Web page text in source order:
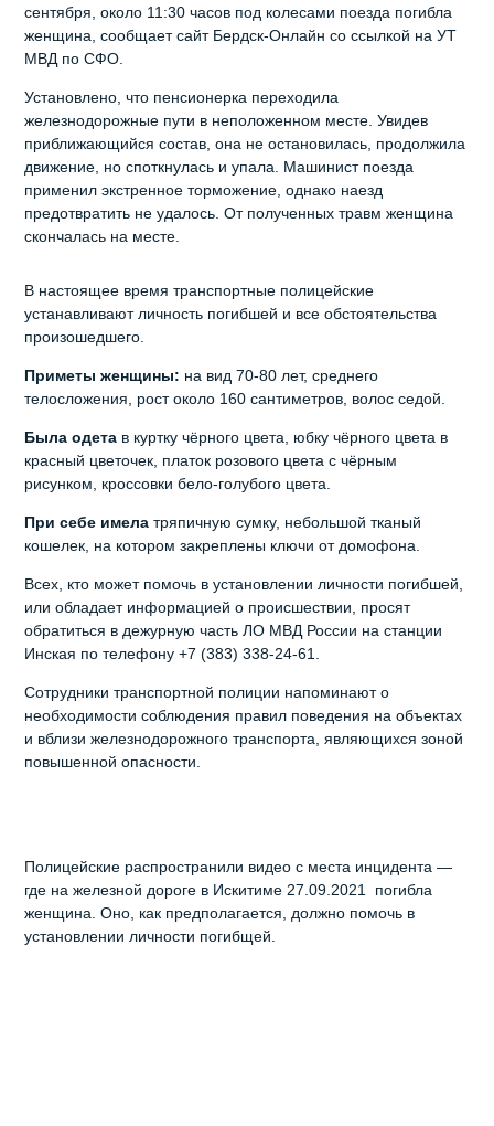
сентября, около 11:30 часов под колесами поезда погибла
женщина, сообщает сайт Бердск-Онлайн со ссылкой на УТ
МВД по СФО.
Установлено, что пенсионерка переходила
железнодорожные пути в неположенном месте. Увидев
приближающийся состав, она не остановилась, продолжила
движение, но споткнулась и упала. Машинист поезда
применил экстренное торможение, однако наезд
предотвратить не удалось. От полученных травм женщина
скончалась на месте.
В настоящее время транспортные полицейские
устанавливают личность погибшей и все обстоятельства
произошедшего.
Приметы женщины: на вид 70-80 лет, среднего
телосложения, рост около 160 сантиметров, волос седой.
Была одета в куртку чёрного цвета, юбку чёрного цвета в
красный цветочек, платок розового цвета с чёрным
рисунком, кроссовки бело-голубого цвета.
При себе имела тряпичную сумку, небольшой тканый
кошелек, на котором закреплены ключи от домофона.
Всех, кто может помочь в установлении личности погибшей,
или обладает информацией о происшествии, просят
обратиться в дежурную часть ЛО МВД России на станции
Инская по телефону +7 (383) 338-24-61.
Сотрудники транспортной полиции напоминают о
необходимости соблюдения правил поведения на объектах
и вблизи железнодорожного транспорта, являющихся зоной
повышенной опасности.
Полицейские распространили видео с места инцидента —
где на железной дороге в Искитиме 27.09.2021 погибла
женщина. Оно, как предполагается, должно помочь в
установлении личности погибщей.